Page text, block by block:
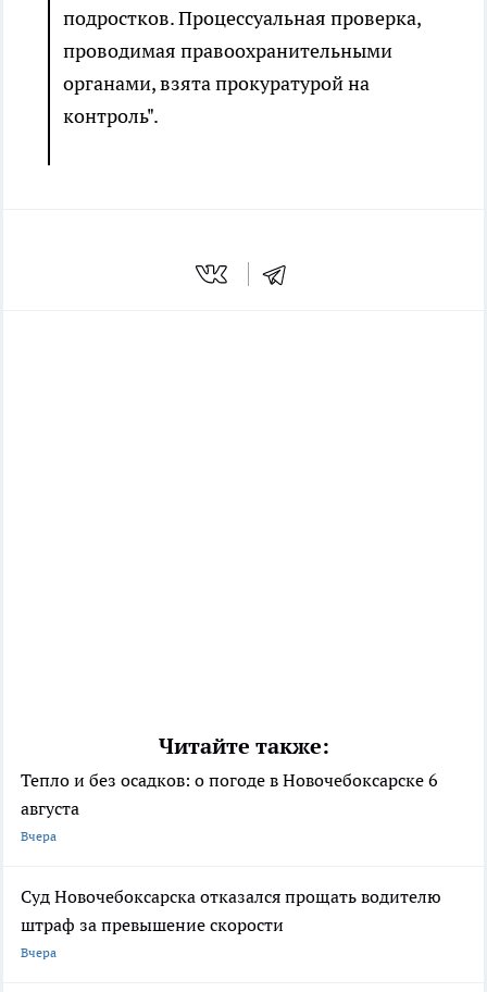
подростков. Процессуальная проверка,
проводимая правоохранительными
органами, взята прокуратурой на
контроль".
Читайте также:
Тепло и без осадков: о погоде в Новочебоксарске 6
августа
Вчера
Суд Новочебоксарска отказался прощать водителю
штраф за превышение скорости
Вчера